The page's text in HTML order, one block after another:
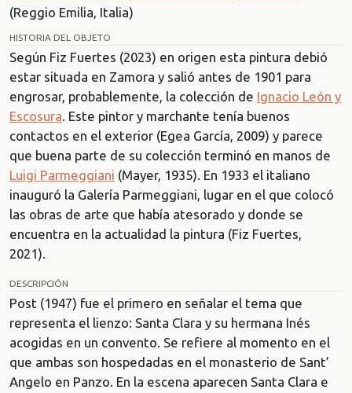
(Reggio Emilia, Italia)
HISTORIA DEL OBJETO
Según Fiz Fuertes (2023) en origen esta pintura debió
estar situada en Zamora y salió antes de 1901 para
engrosar, probablemente, la colección de Ignacio León y
Escosura. Este pintor y marchante tenía buenos
contactos en el exterior (Egea García, 2009) y parece
que buena parte de su colección terminó en manos de
Luigi Parmeggiani (Mayer, 1935). En 1933 el italiano
inauguró la Galería Parmeggiani, lugar en el que colocó
las obras de arte que había atesorado y donde se
encuentra en la actualidad la pintura (Fiz Fuertes,
2021).
DESCRIPCIÓN
Post (1947) fue el primero en señalar el tema que
representa el lienzo: Santa Clara y su hermana Inés
acogidas en un convento. Se refiere al momento en el
que ambas son hospedadas en el monasterio de Sant’
Angelo en Panzo. En la escena aparecen Santa Clara e